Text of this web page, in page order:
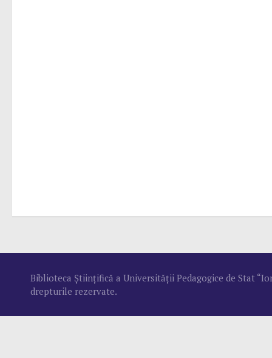
Biblioteca Ştiinţifică a Universităţii Pedagogice de Stat
drepturile rezervate.